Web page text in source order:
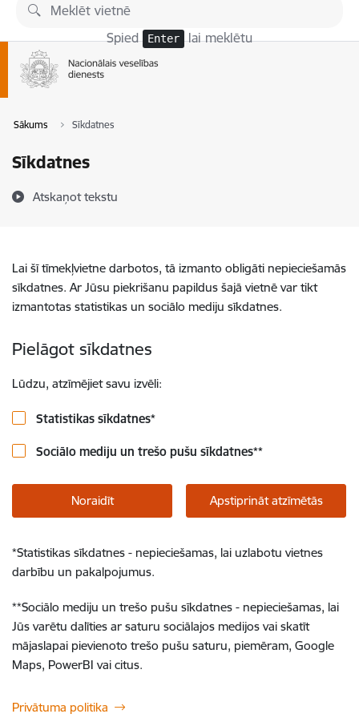
Pāriet uz lapas saturu
Spied Enter lai meklētu
Sākums Sīkdatnes
Sīkdatnes
Atskaņot tekstu
Lai šī tīmekļvietne darbotos, tā izmanto obligāti nepieciešamās
sīkdatnes. Ar Jūsu piekrišanu papildus šajā vietnē var tikt
izmantotas statistikas un sociālo mediju sīkdatnes.
Pielāgot sīkdatnes
Lūdzu, atzīmējiet savu izvēli:
Statistikas sīkdatnes*
Sociālo mediju un trešo pušu sīkdatnes**
Noraidīt Apstiprināt atzīmētās
*Statistikas sīkdatnes - nepieciešamas, lai uzlabotu vietnes
darbību un pakalpojumus.
**Sociālo mediju un trešo pušu sīkdatnes - nepieciešamas, lai
Jūs varētu dalīties ar saturu sociālajos medijos vai skatīt
mājaslapai pievienoto trešo pušu saturu, piemēram, Google
Maps, PowerBI vai citus.
Privātuma politika